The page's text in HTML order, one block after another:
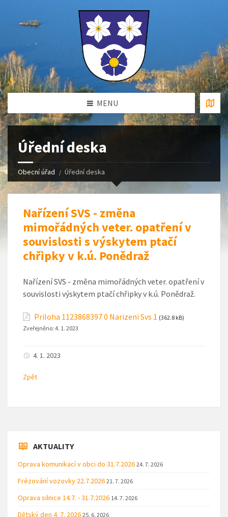
MENU
Úřední deska
Obecní úřad Úřední deska
Nařízení SVS - změna
mimořádných veter. opatření v
souvislosti s výskytem ptačí
chřipky v k.ú. Ponědraž
Nařízení SVS - změna mimořádných veter. opatření v
souvislosti výskytem ptačí chřipky v k.ú. Ponědraž.
Priloha 1123868397 0 Narizeni Svs 1 (362.8 kB)
Zveřejněno: 4. 1. 2023
4. 1. 2023
Zpět
AKTUALITY
Oprava komunikací v obci do 31.7.2026 24. 7. 2026
Frézování vozovky 22.7.2026 21. 7. 2026
Oprava silnice 14.7. - 31.7.2026 14. 7. 2026
Dětský den 4. 7. 2026 25. 6. 2026